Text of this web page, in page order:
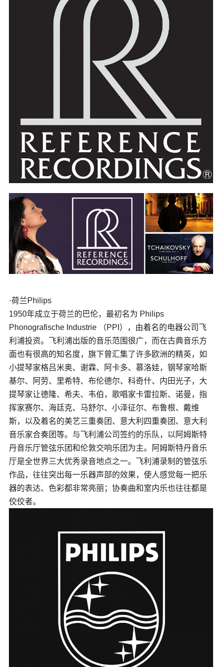
·荷兰Philips
1950年成立于荷兰的巴伦，最初名为 Philips
Phonografische Industrie （PPI），由着名的电器公司飞
利浦投资。飞利浦出版的音乐范围很广，而在古典音乐方
面也有很高的知名度，旗下曾汇集了许多欧洲的精英，如
小提琴家格吕米奥、谢霖、阿卡多、慕洛娃，钢琴家哈斯
基尔、阿劳、里希特、布伦德尔、科奇什、内田光子，大
提琴家让德隆、希夫、韦伯，歌唱家卡雷拉斯、诺曼，指
挥家赛尔、海廷克、马舒尔、小泽征尔、布鲁根、戴维
斯，以及着名的美艺三重奏团、意大利四重奏团、意大利
音乐家合奏团等。与飞利浦公司签约的乐队，以阿姆斯特
丹音乐厅管弦乐团和伦敦交响乐团为主。阿姆斯特丹音乐
厅是全世界三大优秀录音地点之一。飞利浦录制的管弦乐
作品，往往突出每一乐器声部的效果，使人感觉每一把乐
器的表达、色彩都非常亮丽；协奏曲和室内乐也往往都是
佼佼者。